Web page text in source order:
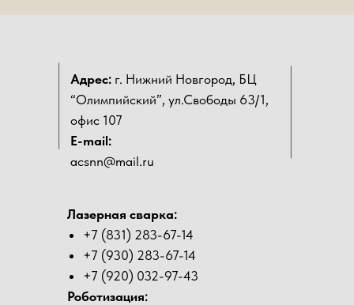
Адрес: г. Нижний Новгород, БЦ
“Олимпийский”, ул.Свободы 63/1,
офис 107
E-mail:
acsnn@mail.ru
Лазерная сварка:
+7 (831) 283-67-14
+7 (930) 283-67-14
+7 (920) 032-97-43
Роботизация: